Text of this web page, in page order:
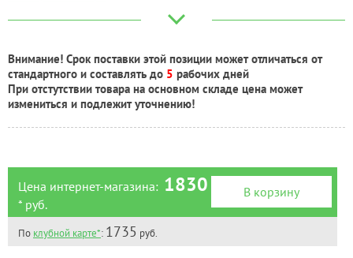
Под заказ
Самара:
Под заказ
Тверь:
Под заказ
Тюмень:
Под заказ
Внимание! Срок поставки этой позиции может отличаться от
стандартного и составлять до 5 рабочих дней
При отстутствии товара на основном складе цена может
измениться и подлежит уточнению!
Цена интернет-магазина: 1830
* руб.
В корзину
По клубной карте*: 1735 руб.